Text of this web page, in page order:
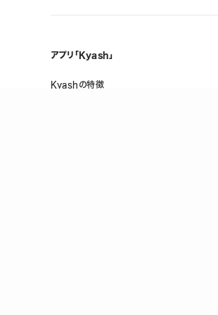
アプリ「Kyash」
Kyashの特徴